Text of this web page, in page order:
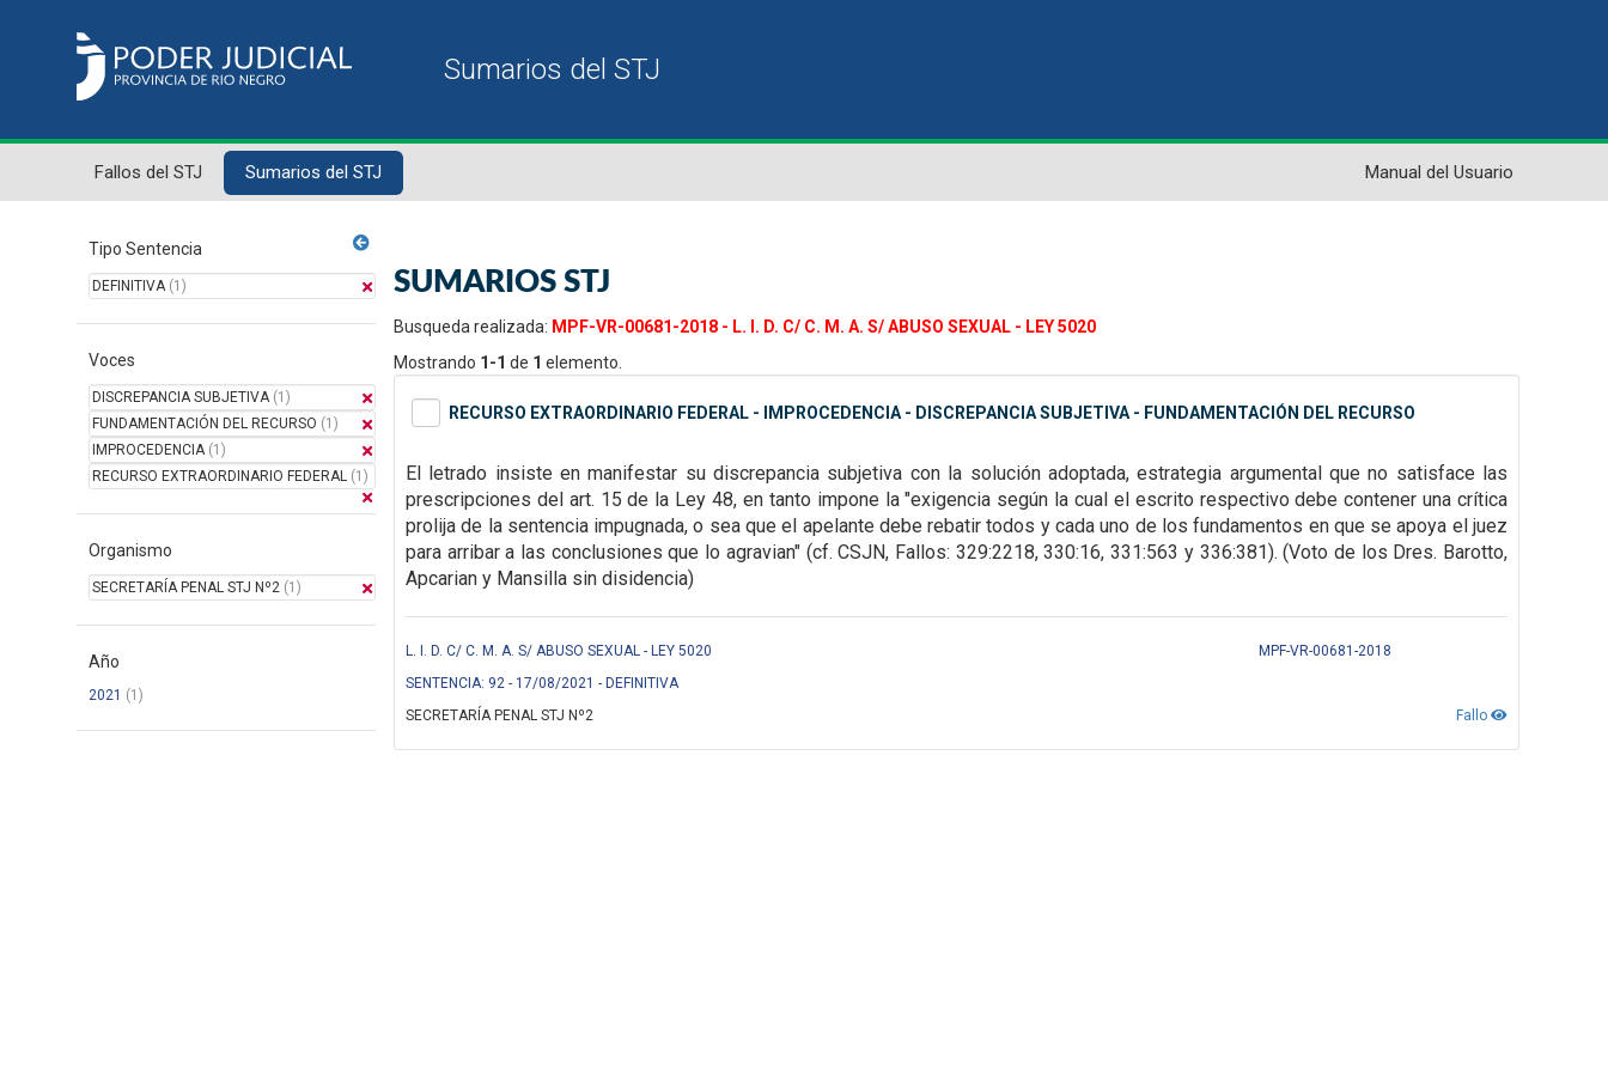
Fallos del STJ Sumarios del STJ Manual del Usuario
Tipo Sentencia
DEFINITIVA(1)
Voces
DISCREPANCIA SUBJETIVA(1)
FUNDAMENTACIÓN DEL RECURSO (1)
IMPROCEDENCIA(1)
RECURSO EXTRAORDINARIO FEDERAL (1)
Organismo
SECRETARÍA PENAL STJ Nº2 (1)
Año
2021 (1)
SUMARIOS STJ
Busqueda realizada: MPF-VR-00681-2018 - L. I. D. C/ C. M. A. S/ ABUSO SEXUAL - LEY 5020
Mostrando 1-1 de 1 elemento.
RECURSO EXTRAORDINARIO FEDERAL - IMPROCEDENCIA - DISCREPANCIA SUBJETIVA - FUNDAMENTACIÓN DEL RECURSO
El letrado insiste en manifestar su discrepancia subjetiva con la solución adoptada, estrategia argumental que no satisface las
prescripciones del art. 15 de la Ley 48, en tanto impone la "exigencia según la cual el escrito respectivo debe contener una crítica
prolija de la sentencia impugnada, o sea que el apelante debe rebatir todos y cada uno de los fundamentos en que se apoya el juez
para arribar a las conclusiones que lo agravian" (cf. CSJN, Fallos: 329:2218, 330:16, 331:563 y 336:381). (Voto de los Dres. Barotto,
Apcarian y Mansilla sin disidencia)
L. I. D. C/ C. M. A. S/ ABUSO SEXUAL - LEY 5020
MPF-VR-00681-2018
SENTENCIA: 92 - 17/08/2021 - DEFINITIVA
Fallo
SECRETARÍA PENAL STJ Nº2